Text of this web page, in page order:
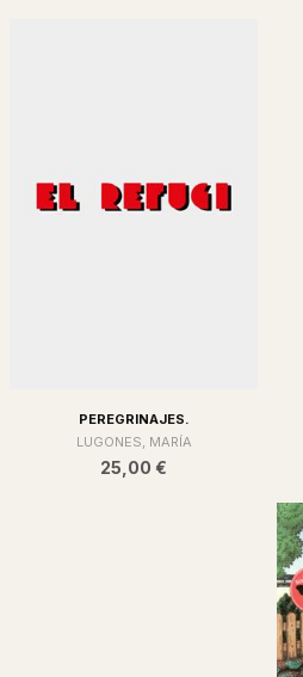
PEREGRINAJES.
LUGONES, MARÍA
25,00 €